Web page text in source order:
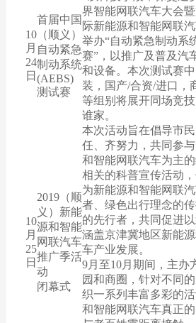
10
月
24
日
首届中国
（顺义）
自动紧急
制动系统
(AEBS)
测试赛
界智能网联汽车大会
际新能源和智能网联
举办“自动紧急制动系
赛”，以推广及普及汽
和设备。本次测试赛
装，国产/合资/进口，
等组别将展开同场竞
谁家。
10
月
25
日
2019（顺
义）新能
源和智能
网联汽车
推广季活
动
闭幕式
本次活动旨在倡导市
任、齐努力，共同参
和智能网联汽车为主
相关的科普宣传活动
为新能源和智能网联
者、绿色出行理念的
的先行者，共同促进
涵盖京津冀地区新能
车产业发展。
9月至10月期间，主办
园和商圈，针对不同
织一系列丰富多彩的
和智能网联汽车真正的